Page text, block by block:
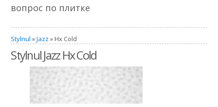
вопрос по плитке
Stylnul »Jazz » Hx Cold
Stylnul Jazz Hx Cold